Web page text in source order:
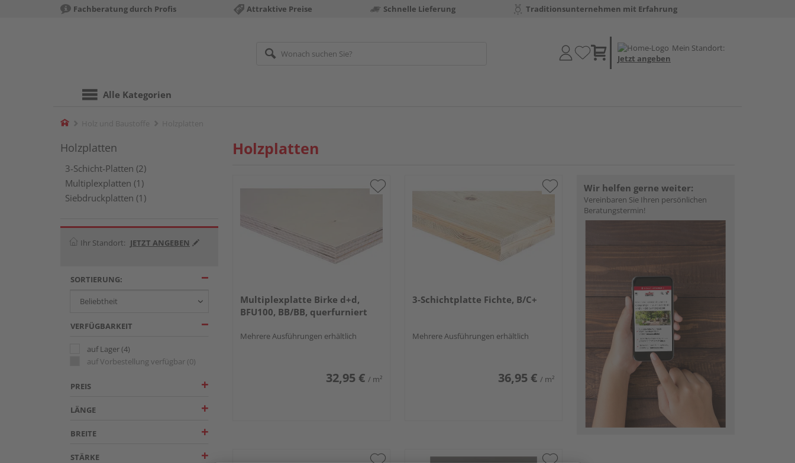
Fachberatung durch Profis Attraktive Preise Schnelle Lieferung Traditionsunternehmen mit Erfahrung
Mein Standort:
Jetzt angeben
Alle Kategorien
Home
Holzplatten
3-Schicht-Platten (2)
Multiplexplatten (1)
Siebdruckplatten (1)
Ihr Standort: JETZT ANGEBEN
SORTIERUNG:
VERFÜGBARKEIT
auf Lager(4)
auf Vorbestellung verfügbar (0)
PREIS
LÄNGE
BREITE
STÄRKE
Holzplatten
Multiplexplatte Birke d+d,
BFU100, BB/BB, querfurniert
Mehrere Ausführungen erhältlich
32,95 € / m²
3-Schichtplatte Fichte, B/C+
Mehrere Ausführungen erhältlich
36,95 € / m²
Wir helfen gerne weiter:
Vereinbaren Sie Ihren persönlichen
Beratungstermin!